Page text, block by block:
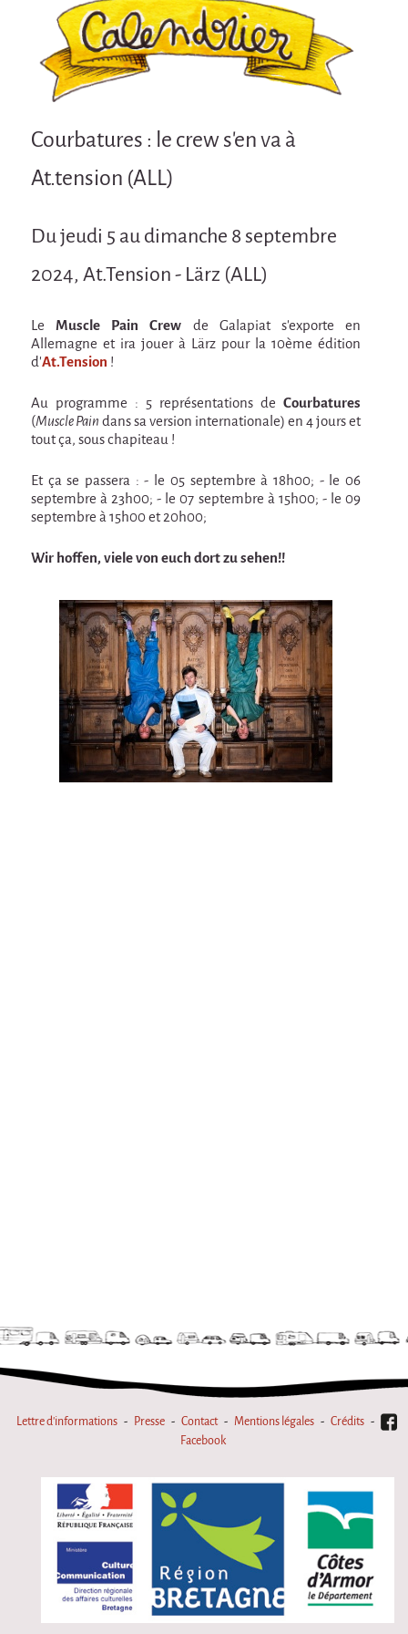
Attraction Capillaire
BLANC
Courbatures
La Brise de la Pastille
L'âne & la carotte
L'essaim - Projet participatif autour de la
Brise de la Pastille
Mad in Finland
Préviens les autres
Sans-culotte
Sans-Culotte
En création
Espèce d'idiot
Il va pleuvoir
Il va pleuvoir
HIKI
Mordicus (titre provisoire)
MORDICUS (titre provisoire)
En souvenir
Risque ZérO
BOI
Capilotractées
Dédoublez-moi
Les projets itinérants
Tournée à Vélo
9 km²
Événements
Popcorn
Popcorn 2026
Popcorn - Edition 2024
Edition 2022
Courbatures : le crew s'en va à
At.tension (ALL)
Du jeudi 5 au dimanche 8 septembre
2024, At.Tension - Lärz (ALL)
LeMuscle Pain Crew de Galapiat s'exporte en
Allemagne et ira jouer à Lärz pour la 10ème édition
d'At.Tension !
Au programme : 5 représentations de Courbatures
(Muscle Pain dans sa version internationale) en 4 jours et
tout ça, sous chapiteau !
Et ça se passera : - le 05 septembre à 18h00; - le 06
septembre à 23h00; - le 07 septembre à 15h00; - le 09
septembre à 15h00 et 20h00;
Wir hoffen, viele von euch dort zu sehen!!
Lettre d'informations Presse Contact Mentions légales
Crédits
Facebook